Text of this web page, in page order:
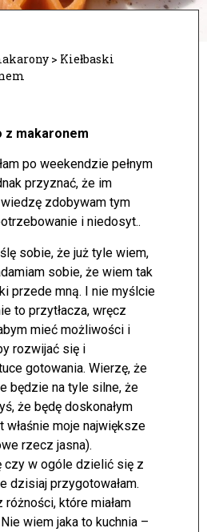
> Kiełbaski
z makaronem
po weekendzie pełnym
przyznać, że im
zdobywam tym
i niedosyt..
sobie, że już tyle wiem,
sobie, że wiem tak
przede mną. I nie myślcie
to przytłacza, wręcz
mieć możliwości i
rozwijać się i
gotowania. Wierzę, że
będzie na tyle silne, że
że będę doskonałym
właśnie moje największe
rzecz jasna).
czy w ogóle dzielić się z
dzisiaj przygotowałam.
różności, które miałam
wiem jaka to kuchnia –